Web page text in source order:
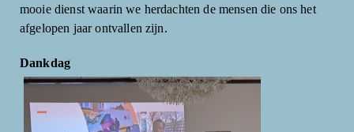
mooie dienst waarin we herdachten de mensen die ons het
afgelopen jaar ontvallen zijn.
Dankdag